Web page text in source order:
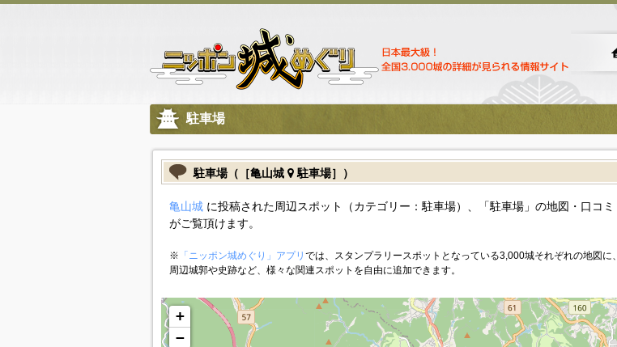
駐車場
駐車場（［亀山城 駐車場］）
亀山城に投稿された周辺スポット（カテゴリー：駐車場）、「駐車場」の地図・口コミ
がご覧頂けます。
※ 「ニッポン城めぐり」アプリ では、スタンプラリースポットとなっている3,000城それぞれの地図に、
周辺城郭や史跡など、様々な関連スポットを自由に追加できます。
+
−